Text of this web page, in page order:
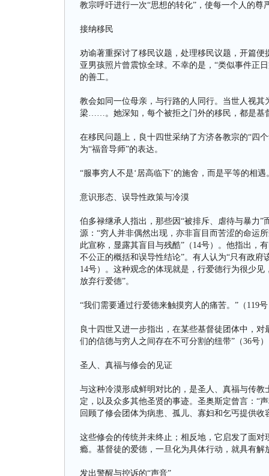
教宗呼吁进行一次“思想的转化”，使每一个人的尊
接纳移民
劝谕著重探讨了移民议题，处理移民议题，开篇
亚男孩照片曾震惊全球。不幸的是，“类似事件正
的善工。
教会如同一位母亲，与行路的人同行。当世人视
梁……。她深知，每个被拒之门外的移民，都是基
在移民问题上，良十四世采纳了方济各教宗的“四
为“福音导师”的表达。
“服事穷人不是‘居高临下’的施舍，而是平等的相遇
意识形态、误导性政策与冷漠
伯多禄继承人指出，那些因“被排斥、虐待与暴力
源：“穷人并非偶然出现，亦非盲目而苦涩的命运
此宣称，显露其盲目与残酷”（14号）。他指出，
不公正的概括和误导性结论”。有人认为“只有政
14号）。这种观念的体现就是，行爱德行为很少
放弃行爱德”。
“我们需要通过行爱德来触摸穷人的痛苦。”（119
良十四世又进一步指出，在某些基督徒团体中，
们的信德与穷人之间存在不可分割的纽带”（36号
圣人、真福与修会的见证
与这种冷漠形成鲜明对比的，是圣人、真福与传
定，以及众多其他圣贤的事迹。圣奥斯定曾言：“
回顾了修会团体为病患、孤儿、寡妇和乞丐提供
这些修会的传统并未终止；相反地，它启发了面
瘾。基督徒的爱德，一旦化为具体行动，就具有解
发出警醒与控诉的“声音”